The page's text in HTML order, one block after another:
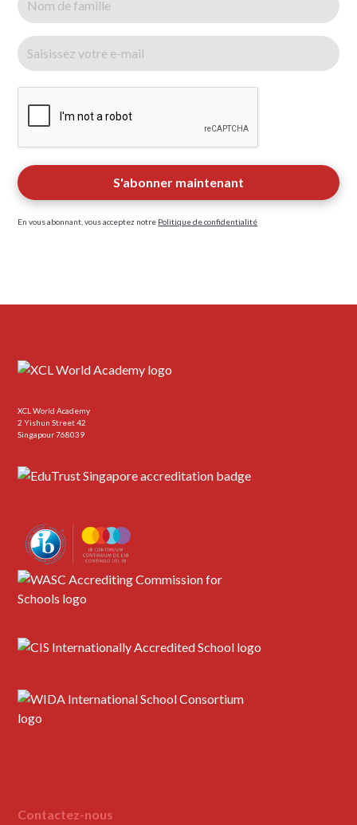
En vous abonnant, vous acceptez notre Politique de confidentialité
XCL World Academy
2 Yishun Street 42
Singapour 768039
Contactez-nous